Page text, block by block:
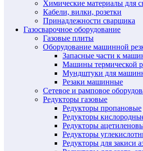
Химические материалы для
Кабели, вилки, розетки
Принадлежности сварщика
Газосварочное оборудование
Газовые плиты
Оборудование машинной
Запасные части к
Машины термической
Мундштуки для
Резаки машинные
Сетевое и рамповое
Редукторы газовые
Редукторы пропановые
Редукторы
Редукторы
Редукторы
Редукторы для закиси